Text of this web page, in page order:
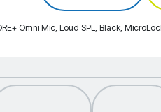
Omni Mic, Loud SPL, Black,